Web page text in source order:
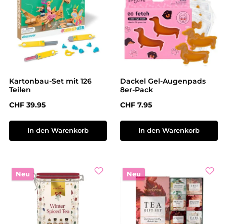
Kartonbau-Set mit 126
Teilen
Regulärer Preis:
CHF 39.95
In den Warenkorb
Dackel Gel-Augenpads
8er-Pack
Regulärer Preis:
CHF 7.95
In den Warenkorb
Neu Neu